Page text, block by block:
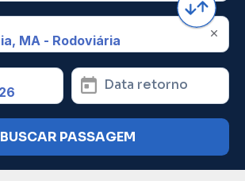
Data retorno
BUSCAR PASSAGEM